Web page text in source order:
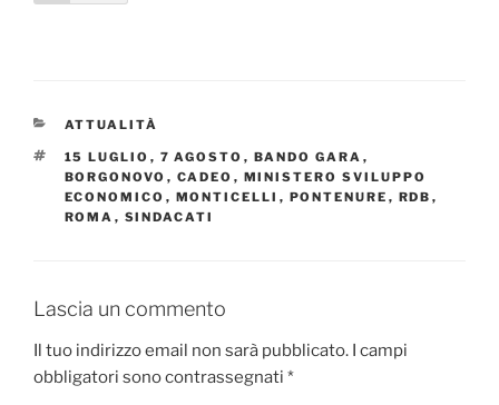
CATEGORIE
ATTUALITÀ
TAG
15 LUGLIO , 7 AGOSTO , BANDO GARA ,
BORGONOVO , CADEO , MINISTERO SVILUPPO
ECONOMICO , MONTICELLI , PONTENURE , RDB ,
ROMA , SINDACATI
Lascia un commento
Il tuo indirizzo email non sarà pubblicato. I campi
obbligatori sono contrassegnati *